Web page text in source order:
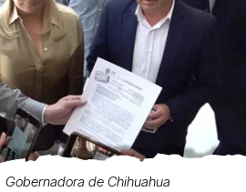
Gobernadora de Chihuahua